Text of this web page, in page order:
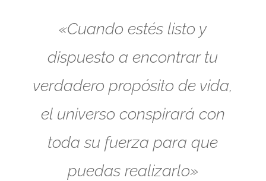
«Cuando estés listo y
dispuesto a encontrar tu
verdadero propósito de vida,
el universo conspirará con
toda su fuerza para que
puedas realizarlo»